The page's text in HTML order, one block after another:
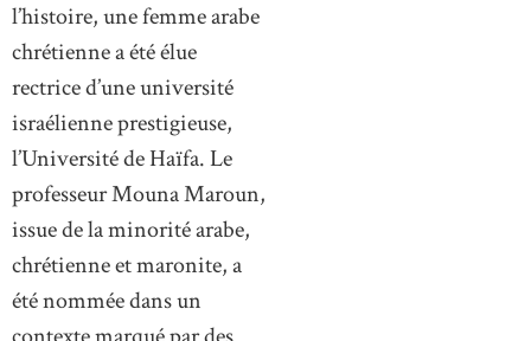
l’histoire, une femme arabe
chrétienne a été élue
rectrice d’une université
israélienne prestigieuse,
l’Université de Haïfa. Le
professeur Mouna Maroun,
issue de la minorité arabe,
chrétienne et maronite, a
été nommée dans un